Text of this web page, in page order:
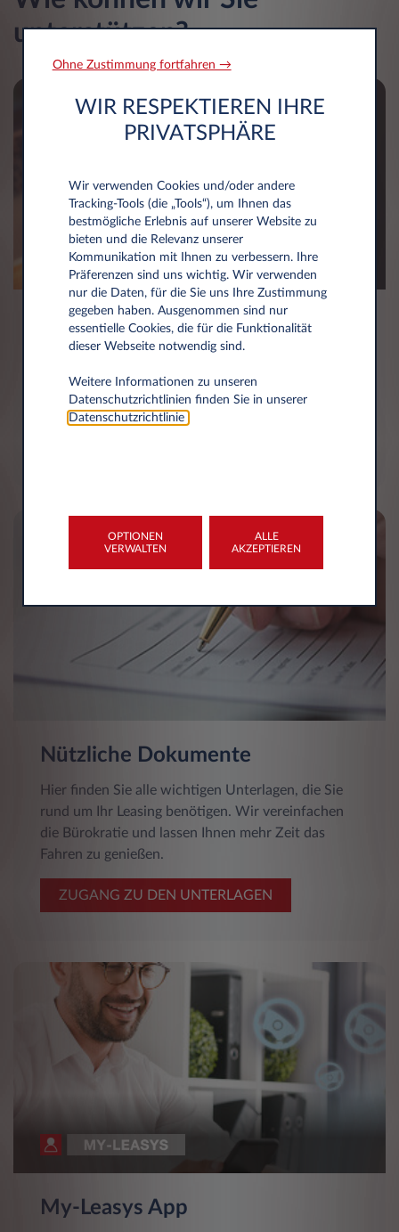
unterstützen?
Kontaktieren Sie uns
Leasingangebot individuell zu gestalten. Wir sind
hier, um alle Ihre Fragen zu beantworten.
Nützliche Dokumente
Hier finden Sie alle wichtigen Unterlagen, die Sie
rund um Ihr Leasing benötigen. Wir vereinfachen
die Bürokratie und lassen Ihnen mehr Zeit das
Fahren zu genießen.
ZUGANG ZU DEN UNTERLAGEN
My-Leasys App
Ohne Zustimmung fortfahren →
WIR RESPEKTIEREN IHRE
PRIVATSPHÄRE
Wir verwenden Cookies und/oder andere
Tracking‑Tools (die „Tools“), um Ihnen das
bestmögliche Erlebnis auf unserer Website zu
bieten und die Relevanz unserer
Kommunikation mit Ihnen zu verbessern. Ihre
Präferenzen sind uns wichtig. Wir verwenden
nur die Daten, für die Sie uns Ihre Zustimmung
gegeben haben. Ausgenommen sind nur
essentielle Cookies, die für die Funktionalität
dieser Webseite notwendig sind.
Weitere Informationen zu unseren
Datenschutzrichtlinien finden Sie in unserer
Datenschutzrichtlinie
OPTIONEN
VERWALTEN
ALLE
AKZEPTIEREN